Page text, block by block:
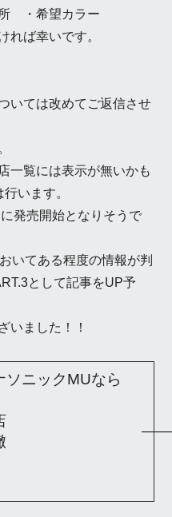
・希望カラー
れば幸いです。
いては改めてご返信させ
一覧には表示が無いかも
います。
発売開始となりそうで
いてある程度の情報が判
として記事をUP予
いました！！
ニックMUなら